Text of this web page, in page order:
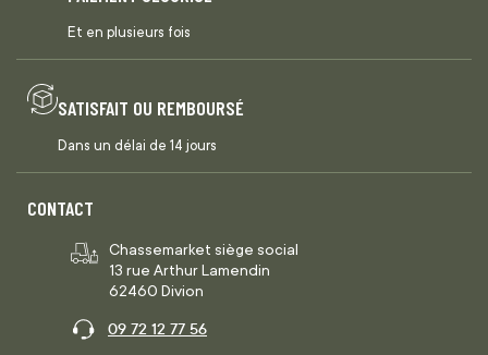
Et en plusieurs fois
SATISFAIT OU REMBOURSÉ
Dans un délai de 14 jours
CONTACT
Chassemarket siège social
13 rue Arthur Lamendin
62460 Divion
09 72 12 77 56